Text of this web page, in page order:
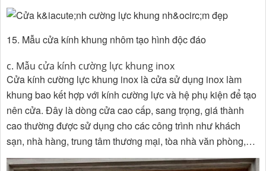
15. Mẫu cửa kính khung nhôm tạo hình độc đáo
c. Mẫu cửa kính cường lực khung inox
Cửa kính cường lực khung inox là cửa sử dụng inox làm
khung bao kết hợp với kính cường lực và hệ phụ kiện để tạo
nên cửa. Đây là dòng cửa cao cấp, sang trọng, giá thành
cao thường được sử dụng cho các công trình như khách
sạn, nhà hàng, trung tâm thương mại, tòa nhà văn phòng,…